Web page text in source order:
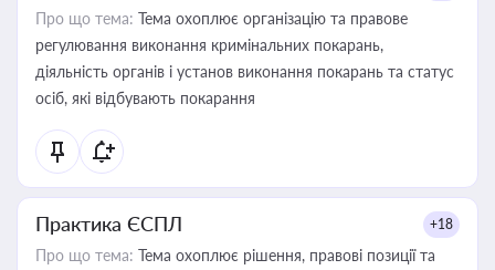
Про що тема: Тема охоплює організацію та правове
регулювання виконання кримінальних покарань,
діяльність органів і установ виконання покарань та статус
осіб, які відбувають покарання
Практика ЄСПЛ +18
Про що тема: Тема охоплює рішення, правові позиції та